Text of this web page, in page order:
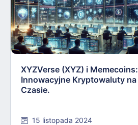
XYZVerse (XYZ) i Memecoins:
Innowacyjne Kryptowaluty na
Czasie.
15 listopada 2024